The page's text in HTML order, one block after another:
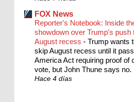
FOX News
Reporter's Notebook: Inside
showdown over Trump's push
August recess - Trump wants
skip August recess until it
America Act requiring proof of
vote, but John Thune says no.
Hace 4 días